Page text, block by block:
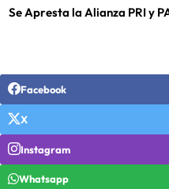
Se Apresta la Alianza PRI y
Facebook
X
Instagram
Whatsapp